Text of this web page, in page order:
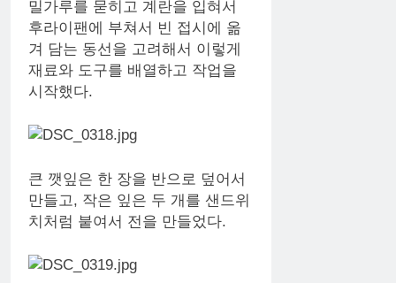
밀가루를 묻히고 계란을 입혀서
후라이팬에 부쳐서 빈 접시에 옮
겨 담는 동선을 고려해서 이렇게
재료와 도구를 배열하고 작업을
시작했다.
큰 깻잎은 한 장을 반으로 덮어서
만들고, 작은 잎은 두 개를 샌드위
치처럼 붙여서 전을 만들었다.